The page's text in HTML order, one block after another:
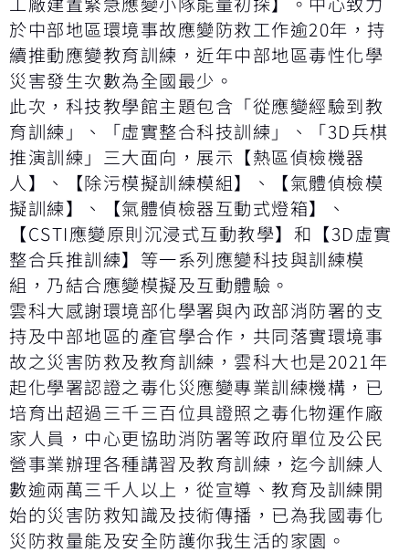
於中部地區環境事故應變防救工作逾20年，持
續推動應變教育訓練，近年中部地區毒性化學
災害發生次數為全國最少。
此次，科技教學館主題包含「從應變經驗到教
育訓練」、「虛實整合科技訓練」、「3D兵棋
推演訓練」三大面向，展示【熱區偵檢機器
人】、【除污模擬訓練模組】、【氣體偵檢模
擬訓練】、【氣體偵檢器互動式燈箱】、
【CSTI應變原則沉浸式互動教學】和【3D虛實
整合兵推訓練】等一系列應變科技與訓練模
組，乃結合應變模擬及互動體驗。
雲科大感謝環境部化學署與內政部消防署的支
持及中部地區的產官學合作，共同落實環境事
故之災害防救及教育訓練，雲科大也是2021年
起化學署認證之毒化災應變專業訓練機構，已
培育出超過三千三百位具證照之毒化物運作廠
家人員，中心更協助消防署等政府單位及公民
營事業辦理各種講習及教育訓練，迄今訓練人
數逾兩萬三千人以上，從宣導、教育及訓練開
始的災害防救知識及技術傳播，已為我國毒化
災防救量能及安全防護你我生活的家園。